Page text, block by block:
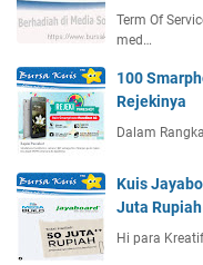
Term Of
med…
100
Rejekinya
Dalam
Kuis
Juta Rupiah
Hi para